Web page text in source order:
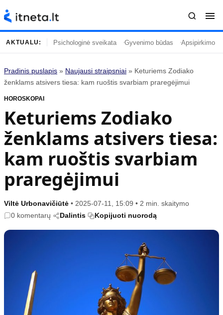
Turinys
Naujausi straipsniai
Gyvenimas
Įdomybės
Mada
Mokslas
Namai ir interjeras
Temos
Kulinarija
Technologijos
Gyvenimo būdas
Vasaros mada
Tėvai ir vaikai
Populiaru
Psichologinė sveikata
Tvari mada
Informacija
Klaidų taisymo politika
Naudojimo sąlygos
Privatumo politika
Reklamos politika
Slapukų politika
AKTUALU: Psichologinė sveikata Gyvenimo būdas Apsipirkimo
Pradinis puslapis » Naujausi straipsniai » Keturiems Zodiako
ženklams atsivers tiesa: kam ruoštis svarbiam praregėjimui
HOROSKOPAI
Keturiems Zodiako
ženklams atsivers tiesa:
kam ruoštis svarbiam
praregėjimui
Viltė Urbonavičiūtė • 2025-07-11, 15:09 • 2 min. skaitymo
0 komentarų
Dalintis Kopijuoti nuorodą